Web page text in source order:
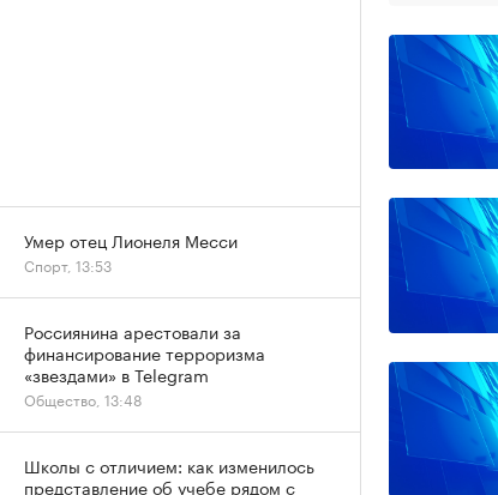
Умер отец Лионеля Месси
Спорт, 13:53
Россиянина арестовали за
финансирование терроризма
«звездами» в Telegram
Общество, 13:48
Школы с отличием: как изменилось
представление об учебе рядом с